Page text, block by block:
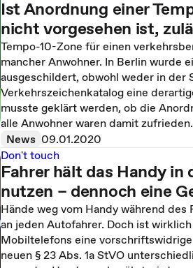
Ist Anordnung einer
nicht vorgesehen ist,
Tempo-10-Zone für einen
mancher Anwohner. In Berlin wurde
ausgeschildert, obwohl weder in der
Verkehrszeichenkatalog eine
musste geklärt werden, ob die
alle Anwohner waren damit zufrieden.
News 09.01.2020
Don't touch
Fahrer hält das Handy in
nutzen – dennoch eine
Hände weg vom Handy während
an jeden Autofahrer. Doch ist
Mobiltelefons eine
neuen § 23 Abs. 1a StVO